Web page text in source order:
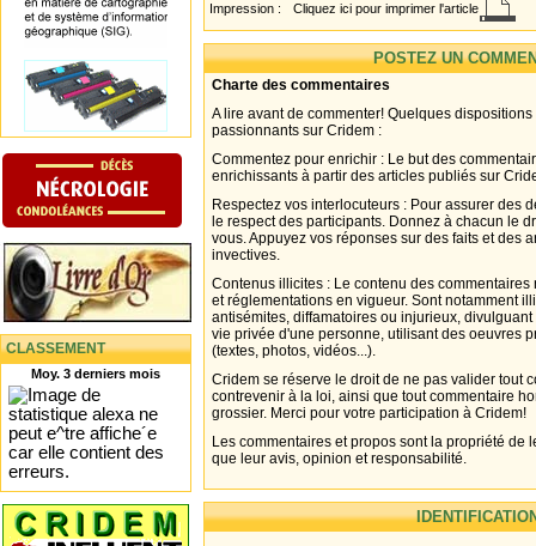
CLASSEMENT
Moy. 3 derniers mois
Impression : Cliquez ici pour imprimer l'article
POSTEZ UN
Charte des commentaires
A lire avant de commenter! Quelques
passionnants sur Cridem :
Commentez pour enrichir : Le but des
enrichissants à partir des articles publiés sur
Respectez vos interlocuteurs : Pour assurer des
le respect des participants. Donnez à chacun le
vous. Appuyez vos réponses sur des faits et des
invectives.
Contenus illicites : Le contenu des
et réglementations en vigueur. Sont notamment
antisémites, diffamatoires ou injurieux,
vie privée d'une personne, utilisant des oeuvres
(textes, photos, vidéos...).
Cridem se réserve le droit de ne pas valider tout
contrevenir à la loi, ainsi que tout commentaire
grossier. Merci pour votre participation à Cridem!
Les commentaires et propos sont la propriété de
que leur avis, opinion et responsabilité.